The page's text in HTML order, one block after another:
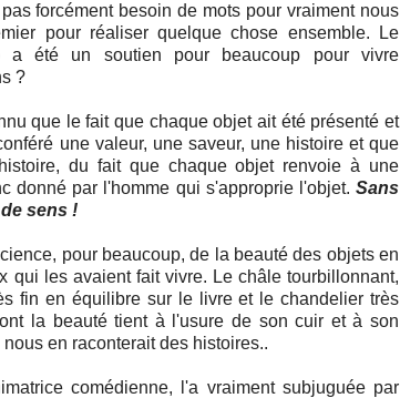
forcément besoin de mots pour vraiment nous
pour réaliser quelque chose ensemble. Le
été un soutien pour beaucoup pour vivre
?
que le fait que chaque objet ait été présenté et
une valeur, une saveur, une histoire et que
du fait que chaque objet renvoie à une
donné par l'homme qui s'approprie l'objet. Sans
sens !
pour beaucoup, de la beauté des objets en
qui les avaient fait vivre. Le châle tourbillonnant,
fin en équilibre sur le livre et le chandelier très
la beauté tient à l'usure de son cuir et à son
en raconterait des histoires..
comédienne, l'a vraiment subjuguée par